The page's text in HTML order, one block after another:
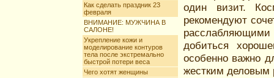
Как сделать праздник 23
февраля
ВНИМАНИЕ: МУЖЧИНА В
САЛОНЕ!
Укрепление кожи и
моделирование контуров
тела после экстремально
быстрой потери веса
Чего хотят женщины
один визит.
рекомендуют
добиться
особенно важно
жестким деловым